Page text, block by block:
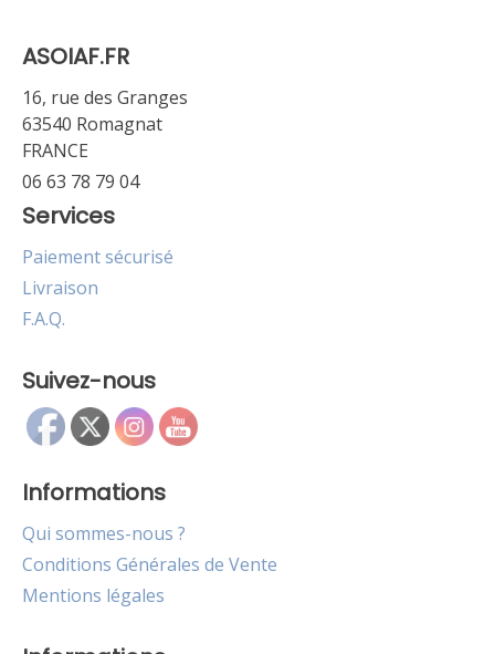
ASOIAF.FR
16, rue des Granges
63540 Romagnat
FRANCE
06 63 78 79 04
Services
Paiement sécurisé
Livraison
F.A.Q.
Suivez-nous
Informations
Qui sommes-nous ?
Conditions Générales de Vente
Mentions légales